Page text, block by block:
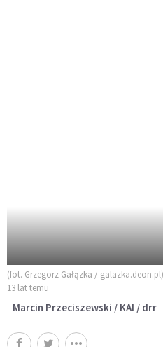
(fot. Grzegorz Gałązka / galazka.deon.pl)
13 lat temu
Marcin Przeciszewski / KAI / drr